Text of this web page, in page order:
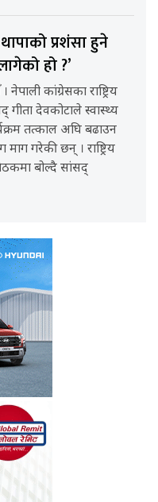
प्रशंसा हुने
हो ?’
नेपाली कांग्रेसका राष्ट्रिय
गीता देवकोटाले स्वास्थ्य
तत्काल अघि बढाउन
गरेकी छन् । राष्ट्रिय
बोल्दै सांसद्